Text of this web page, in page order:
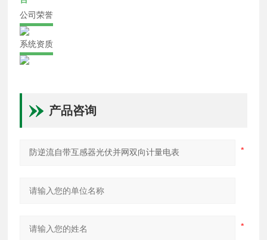
公司荣誉
系统资质
产品咨询